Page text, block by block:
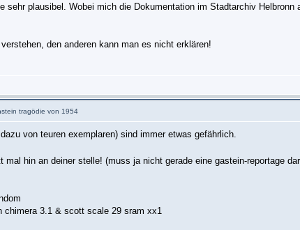
plausibel. Wobei mich die Dokumentation im Stadtarchiv
den anderen kann man es nicht erklären!
tragödie von 1954
von teuren exemplaren) sind immer etwas gefährlich.
mal hin an deiner stelle! (muss ja nicht gerade eine gastein-reportage
chimera 3.1 & scott scale 29 sram xx1